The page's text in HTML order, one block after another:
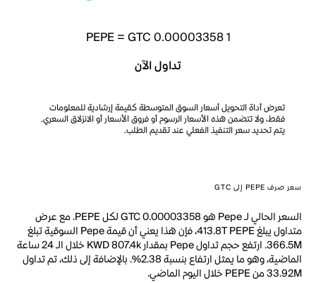
1
PEPE=GTC 0.00003358
تداول الآن
تعرض أداة التحويل أسعار السوق المتوسطة كقيمة إرشادية للمعلومات
فقط، ولا تتضمن هذه الأسعار الرسوم أو فروق الأسعار أو الانزلاق السعري.
يتم تحديد سعر التنفيذ الفعلي عند تقديم الطلب.
سعر صرف PEPE إلى GTC
السعر الحالي لـ Pepe هو GTC 0.00003358 لكل PEPE. مع عرض
متداول يبلغ 413.8T PEPE، فإن هذا يعني أن قيمة Pepe السوقية تبلغ
366.5M. ارتفع حجم تداول Pepe بمقدار KWD 807.4k خلال الـ 24 ساعة
الماضية، وهو ما يمثل ارتفاع بنسبة 2.38%. بالإضافة إلى ذلك، تم تداول
33.92M من PEPE خلال اليوم الماضي.